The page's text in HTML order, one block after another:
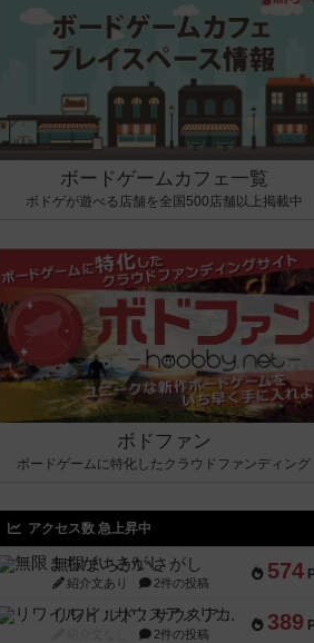
ボードゲームカフェ一覧
ボドゲが遊べる店舗を全国500店舗以上掲載中
ボドファン
ボードゲームに特化したクラウドファンディング
アクセス数 急上昇中
574
無限まちがいさがし
紹介文あり 2件の投稿
389
リワイルド：サウスアメリカ
2件の投稿